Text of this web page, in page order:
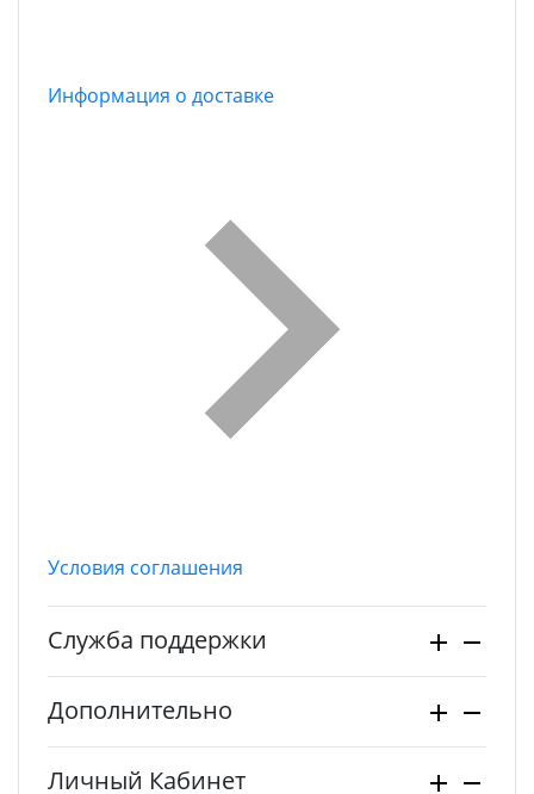
Информация о доставке
Условия соглашения
Служба поддержки
Дополнительно
Личный Кабинет